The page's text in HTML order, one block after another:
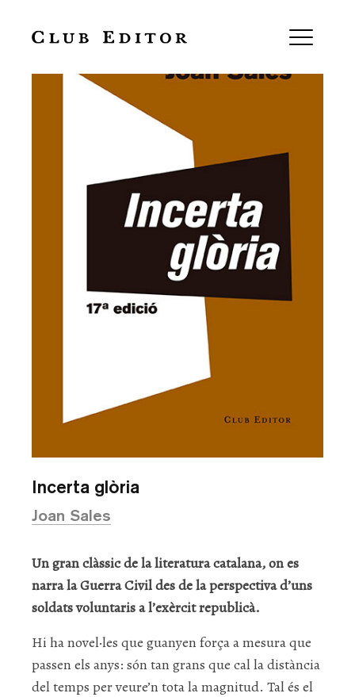
Incerta glòria
Joan Sales
Un gran clàssic de la literatura catalana, on es
narra la Guerra Civil des de la perspectiva d’uns
soldats voluntaris a l’exèrcit republicà.
Hi ha novel·les que guanyen força a mesura que
passen els anys: són tan grans que cal la distància
del temps per veure’n tota la magnitud. Tal és el